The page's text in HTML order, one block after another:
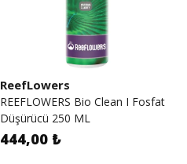
ReefLowers
REEFLOWERS Bio Clean I Fosfat
Düşürücü 250 ML
444,00 ₺